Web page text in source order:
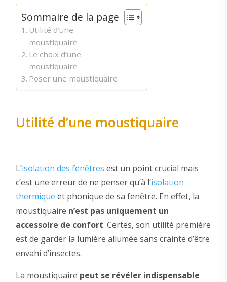
Sommaire de la page
Utilité d’une
moustiquaire
Le choix d’une
moustiquaire
Poser une moustiquaire
Utilité d’une moustiquaire
L’isolation des fenêtres est un point crucial mais
c’est une erreur de ne penser qu’à l’isolation
thermique et phonique de sa fenêtre. En effet, la
moustiquaire n’est pas uniquement un
accessoire de confort. Certes, son utilité première
est de garder la lumière allumée sans crainte d’être
envahi d’insectes.
La moustiquaire peut se révéler indispensable